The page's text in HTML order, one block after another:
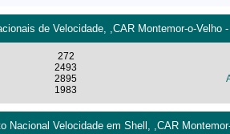
de Velocidade, ,CAR Montemor-o-
272
2493
2895
1983
Nacional Velocidade em Shell, ,CAR